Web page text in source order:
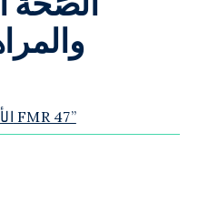
“الأزمة السورية والتَّهجير والحماية FMR 47”